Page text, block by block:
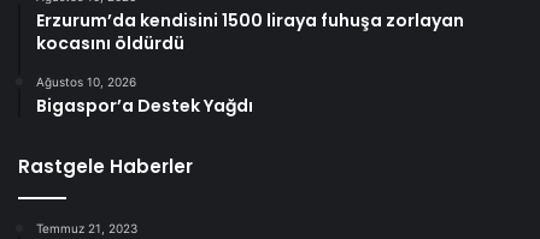
Erzurum’da kendisini 1500 liraya fuhuşa zorlayan
kocasını öldürdü
Ağustos 10, 2026
Bigaspor’a Destek Yağdı
Rastgele Haberler
Temmuz 21, 2023